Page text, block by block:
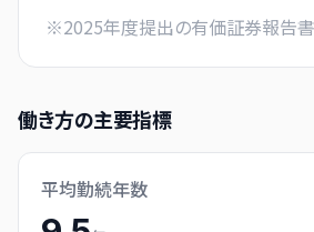
※2025年度提出の有価証券報告書
働き方の主要指標
平均勤続年数